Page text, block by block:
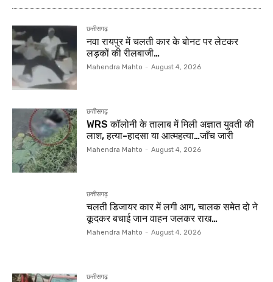
छत्तीसगढ़
नवा रायपुर में चलती कार के बोनट पर लेटकर
लड़कों की रीलबाजी…
Mahendra Mahto - August 4, 2026
छत्तीसगढ़
WRS कॉलोनी के तालाब में मिली अज्ञात युवती की
लाश, हत्या-हादसा या आत्महत्या…जाँच जारी
Mahendra Mahto - August 4, 2026
छत्तीसगढ़
चलती डिजायर कार में लगी आग, चालक समेत दो ने
कूदकर बचाई जान वाहन जलकर राख…
Mahendra Mahto - August 4, 2026
छत्तीसगढ़